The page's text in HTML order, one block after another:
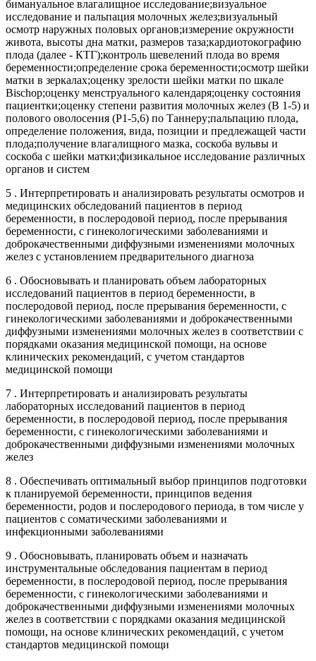
бимануальное влагалищное исследование;визуальное
исследование и пальпация молочных желез;визуальный
осмотр наружных половых органов;измерение окружности
живота, высоты дна матки, размеров таза;кардиотокографию
плода (далее - КТГ);контроль шевелений плода во время
беременности;определение срока беременности;осмотр шейки
матки в зеркалах;оценку зрелости шейки матки по шкале
Bisсhop;оценку менструального календаря;оценку состояния
пациентки;оценку степени развития молочных желез (В 1-5) и
полового оволосения (Р1-5,6) по Таннеру;пальпацию плода,
определение положения, вида, позиции и предлежащей части
плода;получение влагалищного мазка, соскоба вульвы и
соскоба с шейки матки;физикальное исследование различных
органов и систем
5 . Интерпретировать и анализировать результаты осмотров и
медицинских обследований пациентов в период
беременности, в послеродовой период, после прерывания
беременности, с гинекологическими заболеваниями и
доброкачественными диффузными изменениями молочных
желез с установлением предварительного диагноза
6 . Обосновывать и планировать объем лабораторных
исследований пациентов в период беременности, в
послеродовой период, после прерывания беременности, с
гинекологическими заболеваниями и доброкачественными
диффузными изменениями молочных желез в соответствии с
порядками оказания медицинской помощи, на основе
клинических рекомендаций, с учетом стандартов
медицинской помощи
7 . Интерпретировать и анализировать результаты
лабораторных исследований пациентов в период
беременности, в послеродовой период, после прерывания
беременности, с гинекологическими заболеваниями и
доброкачественными диффузными изменениями молочных
желез
8 . Обеспечивать оптимальный выбор принципов подготовки
к планируемой беременности, принципов ведения
беременности, родов и послеродового периода, в том числе у
пациентов с соматическими заболеваниями и
инфекционными заболеваниями
9 . Обосновывать, планировать объем и назначать
инструментальные обследования пациентам в период
беременности, в послеродовой период, после прерывания
беременности, с гинекологическими заболеваниями и
доброкачественными диффузными изменениями молочных
желез в соответствии с порядками оказания медицинской
помощи, на основе клинических рекомендаций, с учетом
стандартов медицинской помощи